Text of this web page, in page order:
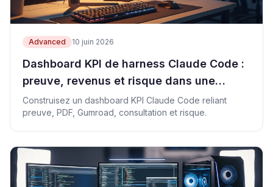
Advanced 10 juin 2026
Dashboard KPI de harness Claude Code :
preuve, revenus et risque dans une
feuille
Construisez un dashboard KPI Claude Code reliant
preuve, PDF, Gumroad, consultation et risque.